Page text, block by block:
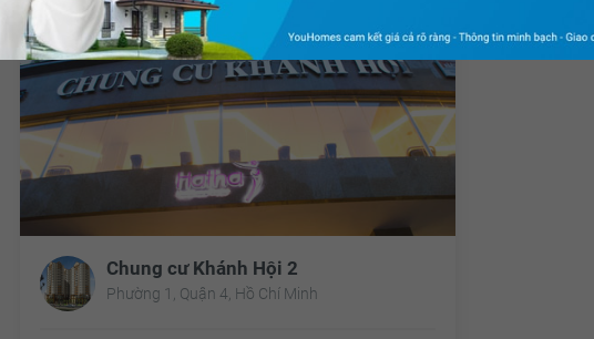
Chung cư Khánh Hội 2
Phường 1, Quận 4, Hồ Chí Minh